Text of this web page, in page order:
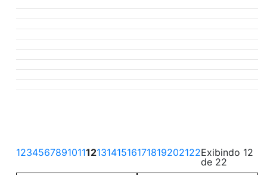
12345678910111213141516171819202122Exibindo 12
de 22